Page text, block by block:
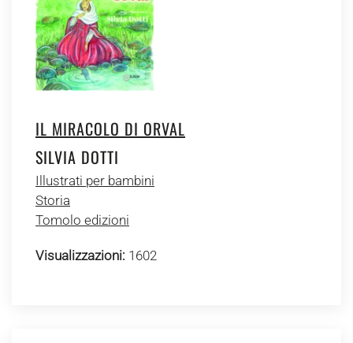
IL MIRACOLO DI ORVAL
SILVIA DOTTI
Illustrati per bambini
Storia
Tomolo edizioni
Visualizzazioni: 1602